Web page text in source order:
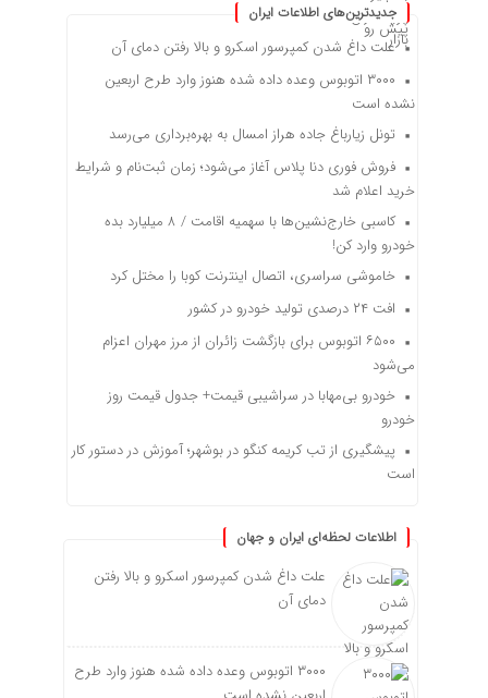
جدیدترین‌های اطلاعات ایران
علت داغ شدن کمپرسور اسکرو و بالا رفتن دمای آن
۳۰۰۰ اتوبوس وعده داده شده هنوز وارد طرح اربعین
نشده است
تونل زیارباغ جاده هراز امسال به بهره‌برداری می‌رسد
فروش فوری دنا پلاس آغاز می‌شود؛ زمان ثبت‌نام و شرایط
خرید اعلام شد
کاسبی خارج‌نشین‌ها با سهمیه اقامت / ۸ میلیارد بده
خودرو وارد کن!
خاموشی سراسری، اتصال اینترنت کوبا را مختل کرد
افت ۲۴ درصدی تولید خودرو در کشور
۶۵۰۰ اتوبوس برای بازگشت زائران از مرز مهران اعزام
می‌شود
خودرو بی‌مهابا در سراشیبی قیمت+ جدول قیمت روز
خودرو
پیشگیری از تب کریمه کنگو در بوشهر؛ آموزش در دستور کار
است
اطلاعات لحظه‌ای ایران و جهان
علت داغ شدن کمپرسور اسکرو و بالا رفتن
دمای آن
۳۰۰۰ اتوبوس وعده داده شده هنوز وارد طرح